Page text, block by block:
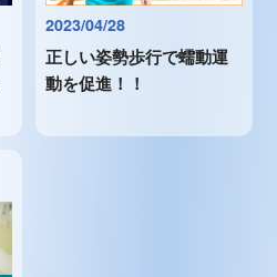
2023/04/28
正しい姿勢歩行で蠕動運
動を促進！！